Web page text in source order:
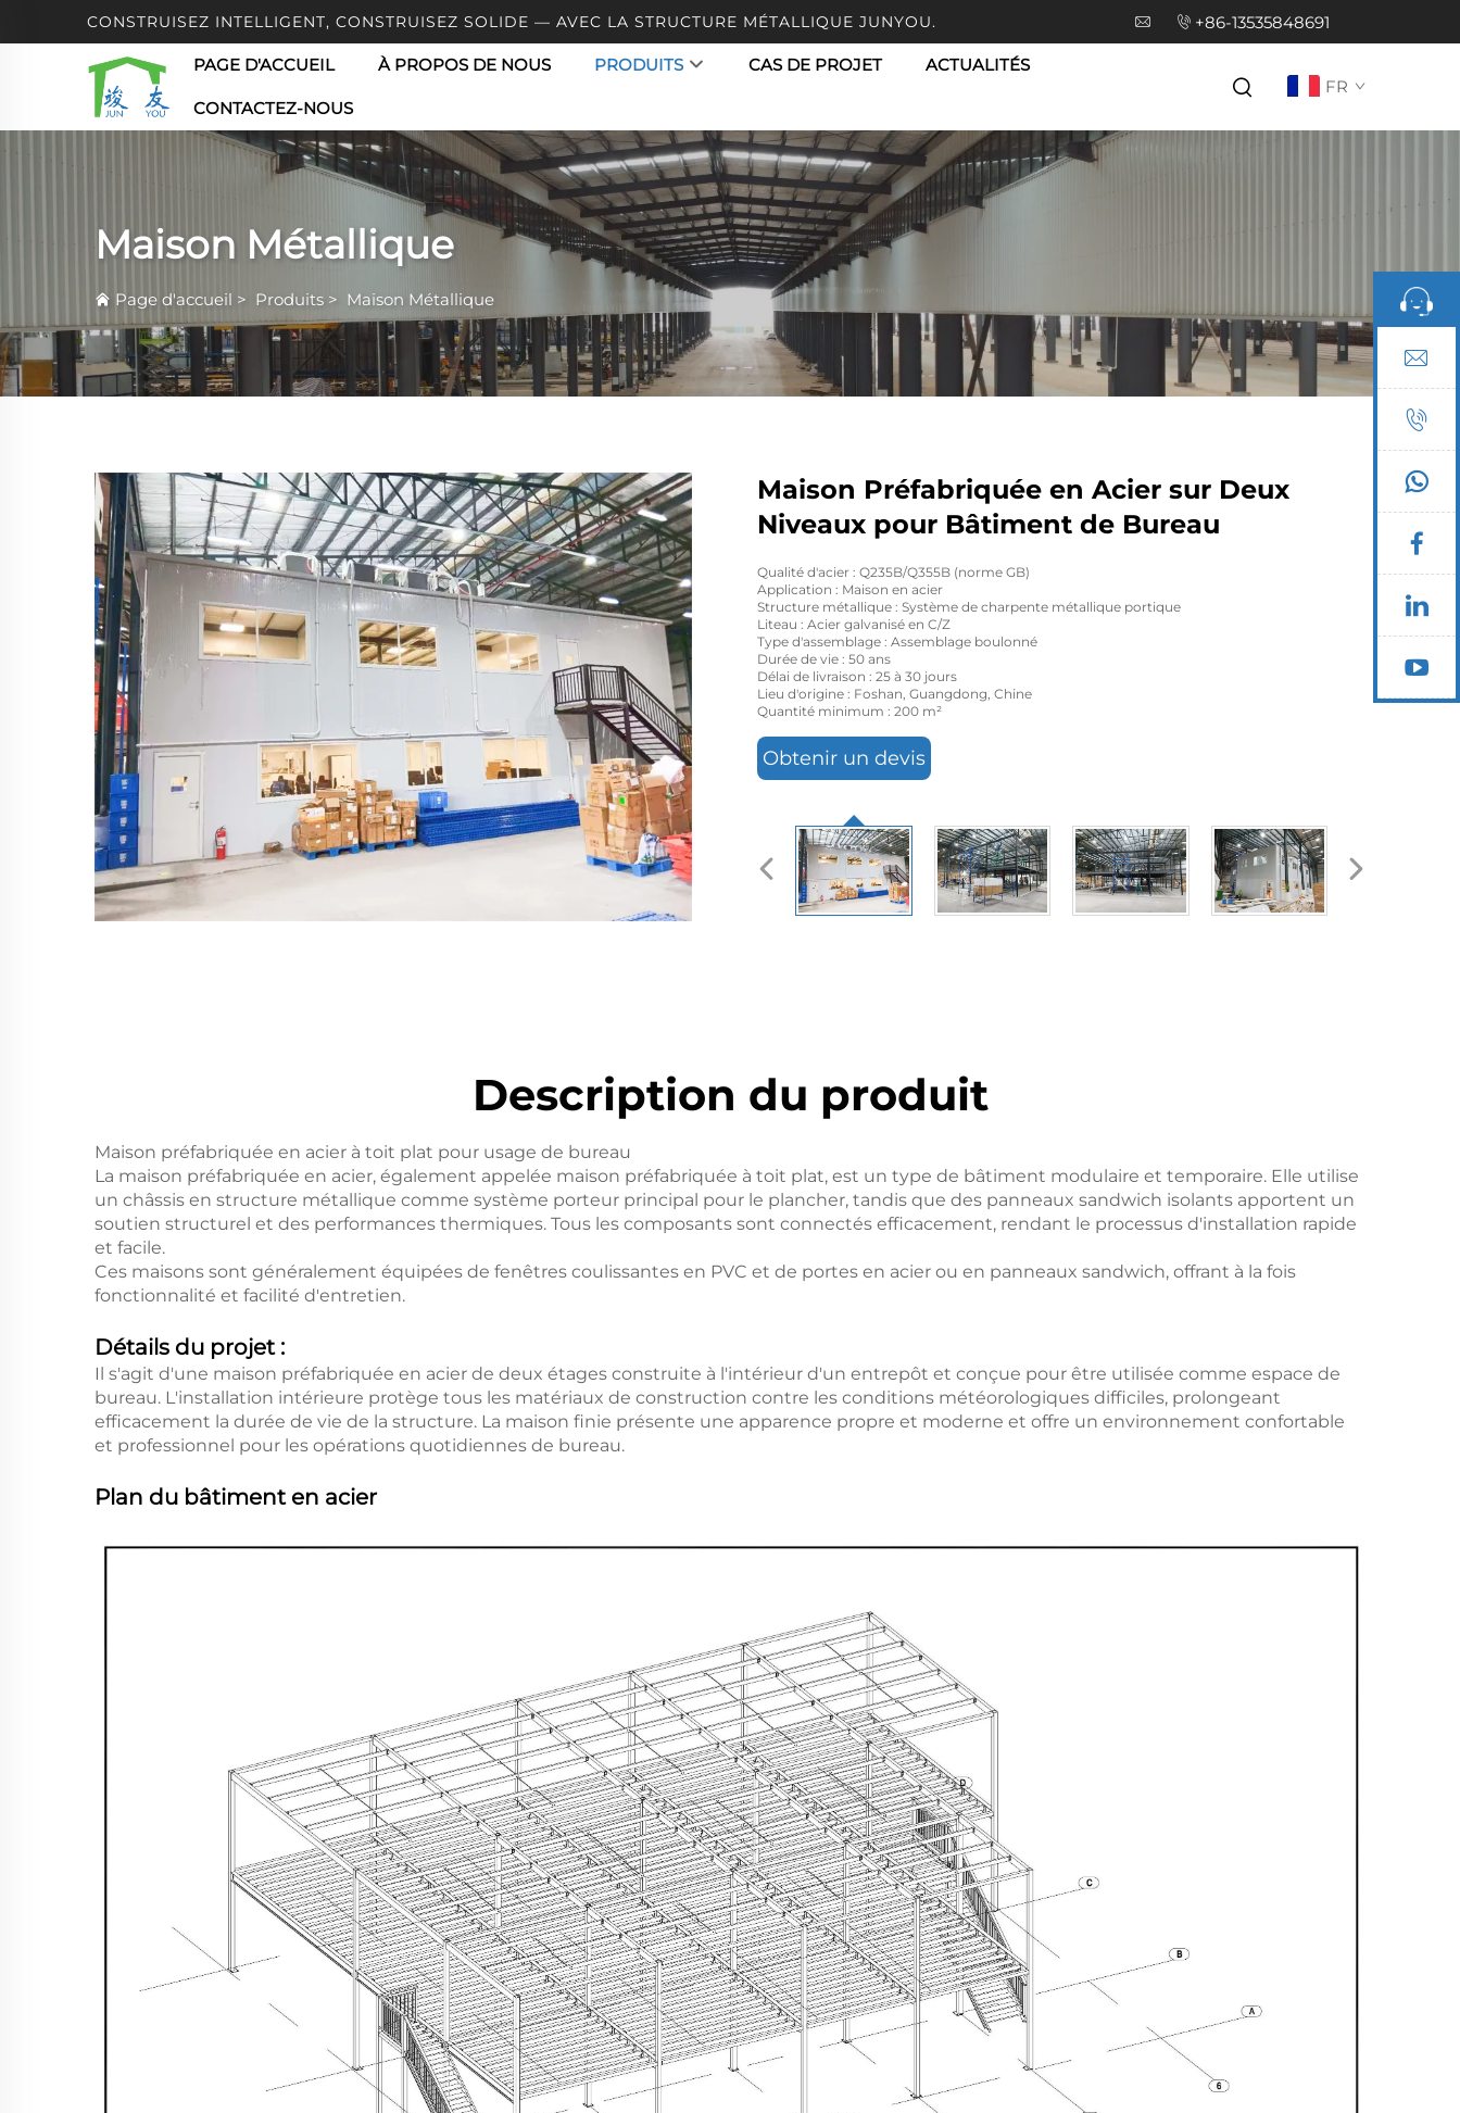
CONSTRUISEZ INTELLIGENT, CONSTRUISEZ SOLIDE — AVEC LA STRUCTURE MÉTALLIQUE JUNYOU. +86-13535848691
PAGE D'ACCUEIL À PROPOS DE NOUS PRODUITS CAS DE PROJET ACTUALITÉS
CONTACTEZ-NOUS
FR
Maison Métallique
Page d'accueil > Produits > Maison Métallique
Maison Préfabriquée en Acier sur Deux
Niveaux pour Bâtiment de Bureau
Qualité d'acier : Q235B/Q355B (norme GB)
Application : Maison en acier
Structure métallique : Système de charpente métallique portique
Liteau : Acier galvanisé en C/Z
Type d'assemblage : Assemblage boulonné
Durée de vie : 50 ans
Délai de livraison : 25 à 30 jours
Lieu d'origine : Foshan, Guangdong, Chine
Quantité minimum : 200 m²
Obtenir un devis
Description du produit
Maison préfabriquée en acier à toit plat pour usage de bureau
La maison préfabriquée en acier, également appelée maison préfabriquée à toit plat, est un type de bâtiment modulaire et temporaire. Elle utilise
un châssis en structure métallique comme système porteur principal pour le plancher, tandis que des panneaux sandwich isolants apportent un
soutien structurel et des performances thermiques. Tous les composants sont connectés efficacement, rendant le processus d'installation rapide
et facile.
Ces maisons sont généralement équipées de fenêtres coulissantes en PVC et de portes en acier ou en panneaux sandwich, offrant à la fois
fonctionnalité et facilité d'entretien.
Détails du projet :
Il s'agit d'une maison préfabriquée en acier de deux étages construite à l'intérieur d'un entrepôt et conçue pour être utilisée comme espace de
bureau. L'installation intérieure protège tous les matériaux de construction contre les conditions météorologiques difficiles, prolongeant
efficacement la durée de vie de la structure. La maison finie présente une apparence propre et moderne et offre un environnement confortable
et professionnel pour les opérations quotidiennes de bureau.
Plan du bâtiment en acier